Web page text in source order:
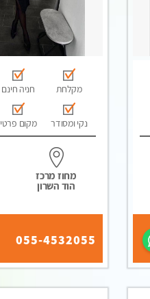
מקלחת חניה חינם
נקי ומסודר מקום פרטי
מחוז מרכז
הוד השרון
055-4532055